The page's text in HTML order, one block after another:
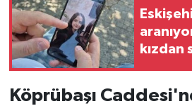
kızdan
Köprübaşı